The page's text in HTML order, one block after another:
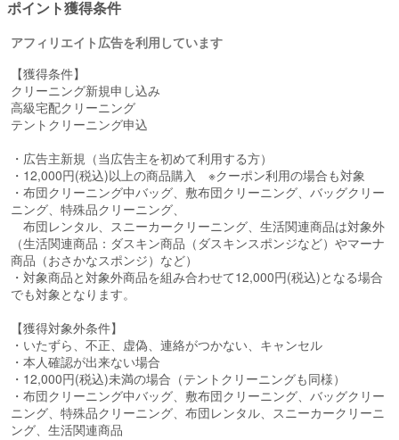
ポイント獲得条件
アフィリエイト広告を利用しています
【獲得条件】
クリーニング新規申し込み
高級宅配クリーニング
テントクリーニング申込
・広告主新規（当広告主を初めて利用する方）
・12,000円(税込)以上の商品購入 ※クーポン利用の場合も対象
・布団クリーニング中バッグ、敷布団クリーニング、バッグクリー
ニング、特殊品クリーニング、
布団レンタル、スニーカークリーニング、生活関連商品は対象外
（生活関連商品：ダスキン商品（ダスキンスポンジなど）やマーナ
商品（おさかなスポンジ）など）
・対象商品と対象外商品を組み合わせて12,000円(税込)となる場合
でも対象となります。
【獲得対象外条件】
・いたずら、不正、虚偽、連絡がつかない、キャンセル
・本人確認が出来ない場合
・12,000円(税込)未満の場合（テントクリーニングも同様）
・布団クリーニング中バッグ、敷布団クリーニング、バッグクリー
ニング、特殊品クリーニング、布団レンタル、スニーカークリーニ
ング、生活関連商品